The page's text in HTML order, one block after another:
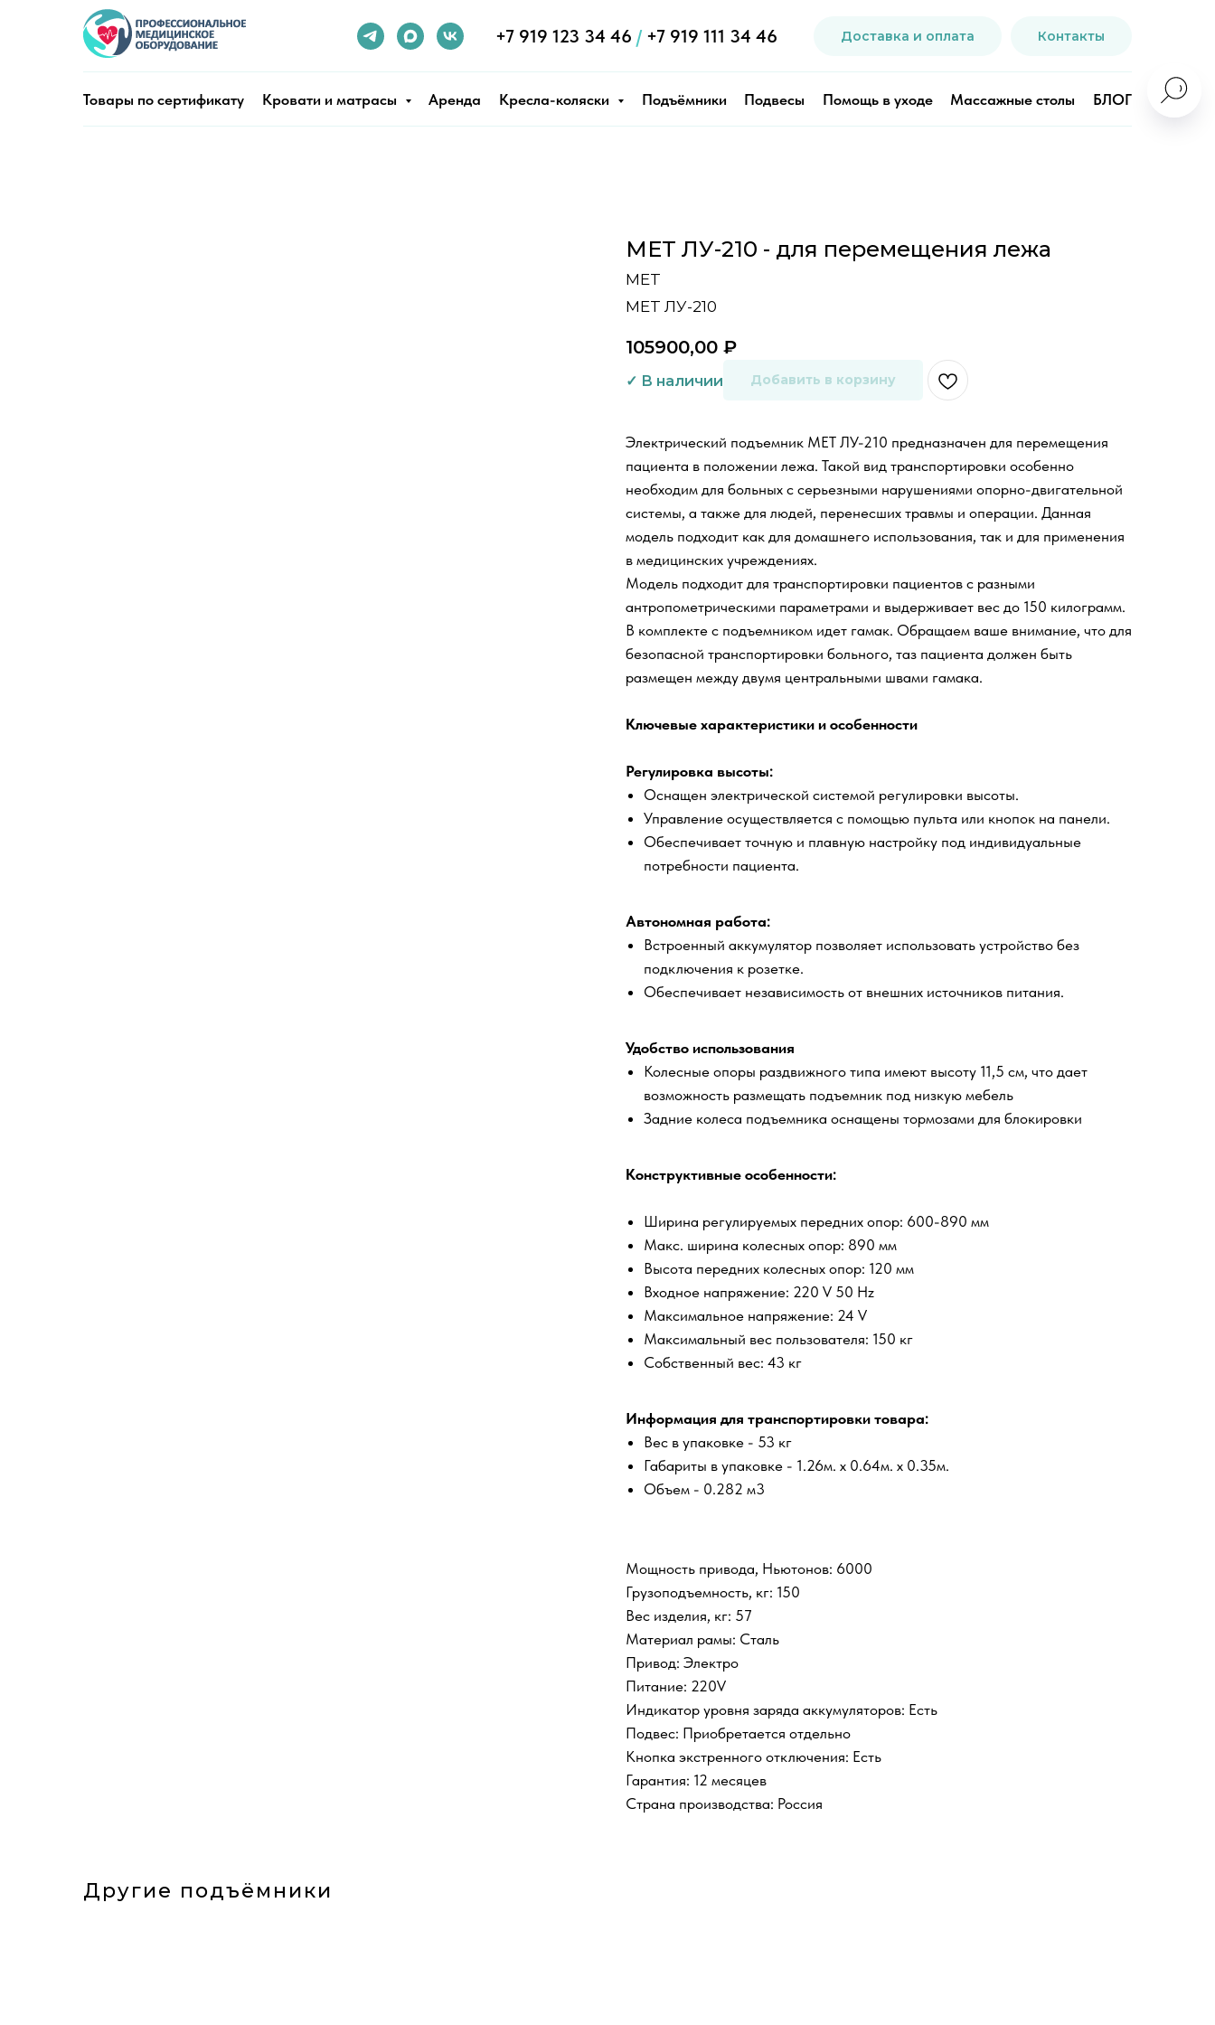
+7 919 123 34 46 / +7 919 111 34 46 Доставка и оплата Контакты
Товары по сертификату Кровати и матрасы Аренда Кресла-коляски Подъёмники Подвесы Помощь в уходе Массажные столы БЛОГ
MET ЛУ-210 - для перемещения лежа
MET
MET ЛУ-210
105900,00 ₽
Добавить в корзину
Электрический подъемник MET ЛУ-210 предназначен для перемещения
пациента в положении лежа. Такой вид транспортировки особенно
необходим для больных с серьезными нарушениями опорно-двигательной
системы, а также для людей, перенесших травмы и операции. Данная
модель подходит как для домашнего использования, так и для применения
в медицинских учреждениях.
Модель подходит для транспортировки пациентов с разными
антропометрическими параметрами и выдерживает вес до 150 килограмм.
В комплекте с подъемником идет гамак. Обращаем ваше внимание, что для
безопасной транспортировки больного, таз пациента должен быть
размещен между двумя центральными швами гамака.
Ключевые характеристики и особенности
Регулировка высоты:
Оснащен электрической системой регулировки высоты.
Управление осуществляется с помощью пульта или кнопок на панели.
Обеспечивает точную и плавную настройку под индивидуальные
потребности пациента.
Автономная работа:
Встроенный аккумулятор позволяет использовать устройство без
подключения к розетке.
Обеспечивает независимость от внешних источников питания.
Удобство использования
Колесные опоры раздвижного типа имеют высоту 11,5 см, что дает
возможность размещать подъемник под низкую мебель
Задние колеса подъемника оснащены тормозами для блокировки
Конструктивные особенности:
Ширина регулируемых передних опор: 600-890 мм
Макс. ширина колесных опор: 890 мм
Высота передних колесных опор: 120 мм
Входное напряжение: 220 V 50 Hz
Максимальное напряжение: 24 V
Максимальный вес пользователя: 150 кг
Собственный вес: 43 кг
Информация для транспортировки товара:
Вес в упаковке - 53 кг
Габариты в упаковке - 1.26м. x 0.64м. x 0.35м.
Объем - 0.282 м3
Мощность привода, Ньютонов: 6000
Грузоподъемность, кг: 150
Вес изделия, кг: 57
Материал рамы: Сталь
Привод: Электро
Питание: 220V
Индикатор уровня заряда аккумуляторов: Есть
Подвес: Приобретается отдельно
Кнопка экстренного отключения: Есть
Гарантия: 12 месяцев
Страна производства: Россия
Другие подъёмники